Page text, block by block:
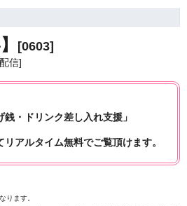
[0603]
信]
銭・ドリンク差し入れ支援」
リアルタイム無料でご覧頂けます。
ります。